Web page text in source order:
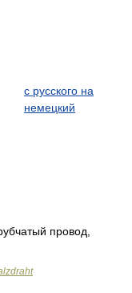
с русского на
немецкий
провод,